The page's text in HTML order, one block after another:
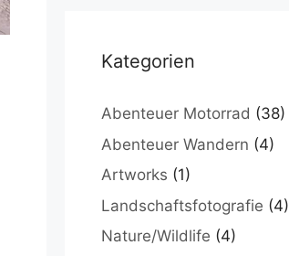
Kategorien
Abenteuer Motorrad (38)
Abenteuer Wandern (4)
Artworks (1)
Landschaftsfotografie (4)
Nature/Wildlife (4)